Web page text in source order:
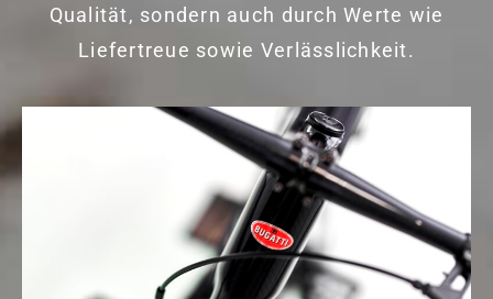
Qualität, sondern auch durch Werte wie
Liefertreue sowie Verlässlichkeit.